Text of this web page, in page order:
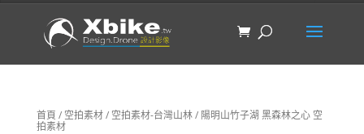
首頁 / 空拍素材/ 空拍素材-台灣山林/ 陽明山竹子湖 黑森林之心 空
拍素材